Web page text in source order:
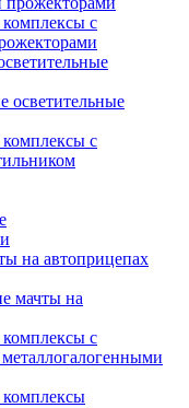
с
осветительные
с
на автоприцепах
мачты на
с